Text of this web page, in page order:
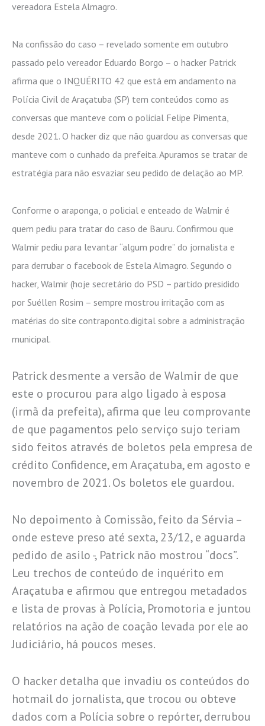
vereadora Estela Almagro.
Na confissão do caso – revelado somente em outubro
passado pelo vereador Eduardo Borgo – o hacker Patrick
afirma que o INQUÉRITO 42 que está em andamento na
Polícia Civil de Araçatuba (SP) tem conteúdos como as
conversas que manteve com o policial Felipe Pimenta,
desde 2021. O hacker diz que não guardou as conversas que
manteve com o cunhado da prefeita. Apuramos se tratar de
estratégia para não esvaziar seu pedido de delação ao MP.
Conforme o araponga, o policial e enteado de Walmir é
quem pediu para tratar do caso de Bauru. Confirmou que
Walmir pediu para levantar “algum podre” do jornalista e
para derrubar o facebook de Estela Almagro. Segundo o
hacker, Walmir (hoje secretário do PSD – partido presidido
por Suéllen Rosim – sempre mostrou irritação com as
matérias do site contraponto.digital sobre a administração
municipal.
Patrick desmente a versão de Walmir de que
este o procurou para algo ligado à esposa
(irmã da prefeita), afirma que leu comprovante
de que pagamentos pelo serviço sujo teriam
sido feitos através de boletos pela empresa de
crédito Confidence, em Araçatuba, em agosto e
novembro de 2021. Os boletos ele guardou.
No depoimento à Comissão, feito da Sérvia –
onde esteve preso até sexta, 23/12, e aguarda
pedido de asilo -, Patrick não mostrou “docs”.
Leu trechos de conteúdo de inquérito em
Araçatuba e afirmou que entregou metadados
e lista de provas à Polícia, Promotoria e juntou
relatórios na ação de coação levada por ele ao
Judiciário, há poucos meses.
O hacker detalha que invadiu os conteúdos do
hotmail do jornalista, que trocou ou obteve
dados com a Polícia sobre o repórter, derrubou